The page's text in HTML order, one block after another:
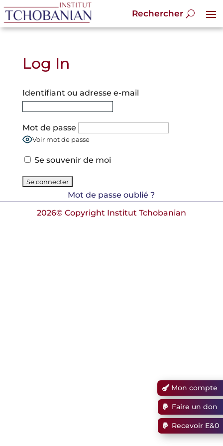
Log In
Identifiant ou adresse e-mail
Mot de passe
Voir mot de passe
Se souvenir de moi
Mot de passe oublié ?
2026© Copyright Institut Tchobanian
Mon compte
Faire un don
Recevoir E&0